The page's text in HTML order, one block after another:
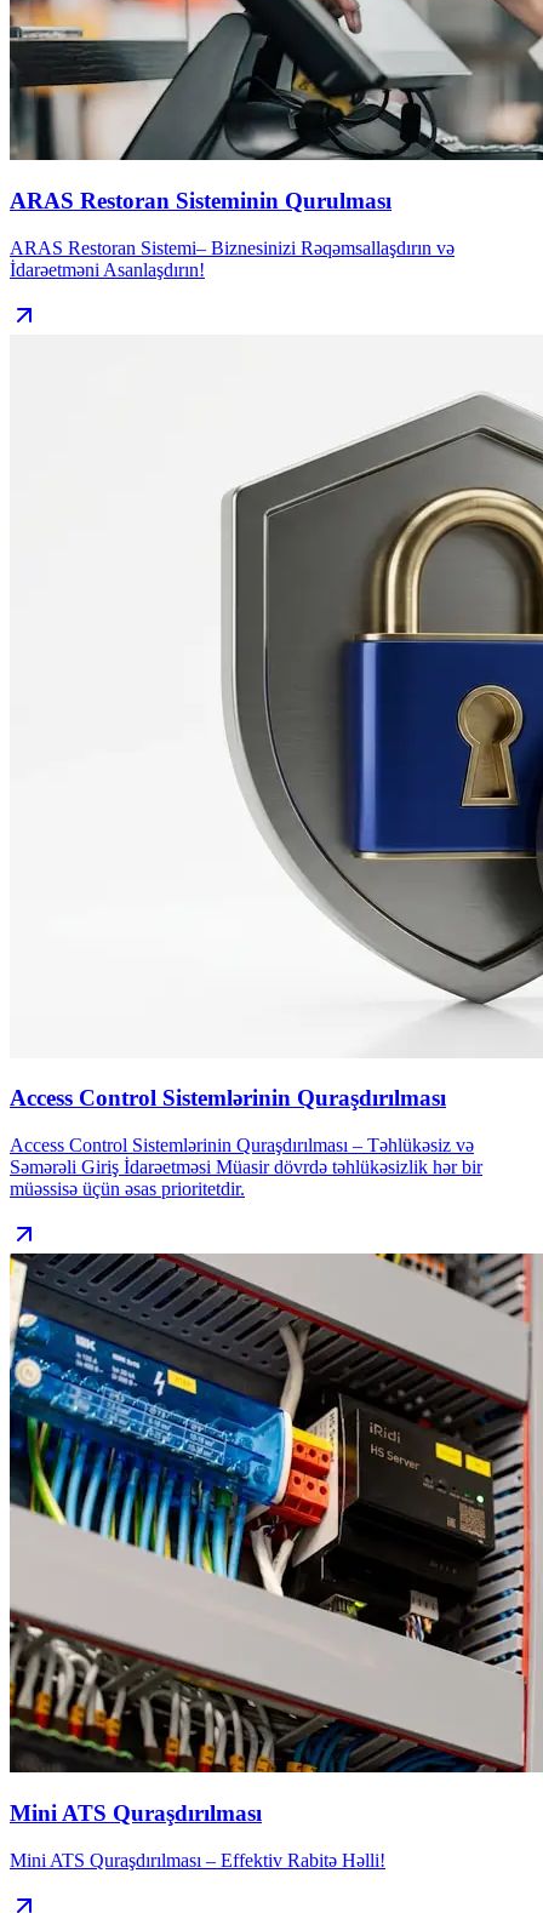
ARAS Restoran Sisteminin Qurulması
ARAS Restoran Sistemi– Biznesinizi Rəqəmsallaşdırın və
İdarəetməni Asanlaşdırın!
Access Control Sistemlərinin Quraşdırılması
Access Control Sistemlərinin Quraşdırılması – Təhlükəsiz və
Səmərəli Giriş İdarəetməsi Müasir dövrdə təhlükəsizlik hər bir
müəssisə üçün əsas prioritetdir.
Mini ATS Quraşdırılması
Mini ATS Quraşdırılması – Effektiv Rabitə Həlli!